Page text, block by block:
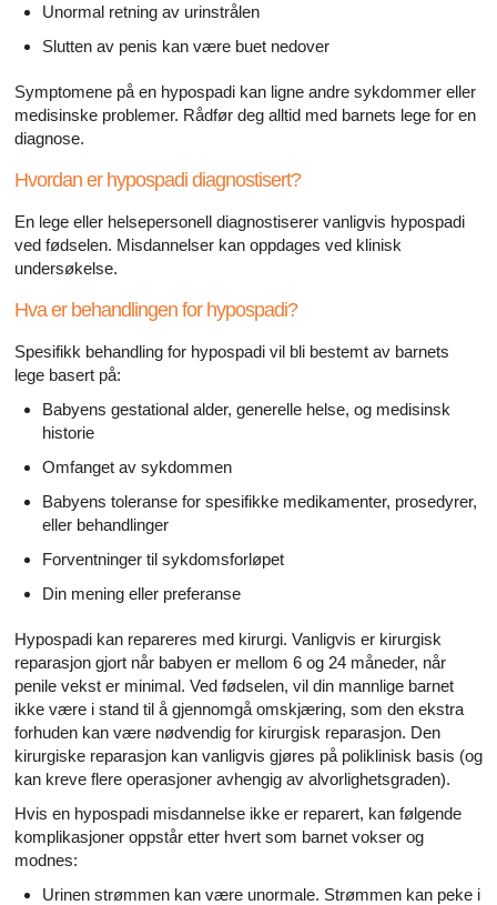
Unormal retning av urinstrålen
Slutten av penis kan være buet nedover
Symptomene på en hypospadi kan ligne andre sykdommer eller
medisinske problemer. Rådfør deg alltid med barnets lege for en
diagnose.
Hvordan er hypospadi diagnostisert?
En lege eller helsepersonell diagnostiserer vanligvis hypospadi
ved fødselen. Misdannelser kan oppdages ved klinisk
undersøkelse.
Hva er behandlingen for hypospadi?
Spesifikk behandling for hypospadi vil bli bestemt av barnets
lege basert på:
Babyens gestational alder, generelle helse, og medisinsk
historie
Omfanget av sykdommen
Babyens toleranse for spesifikke medikamenter, prosedyrer,
eller behandlinger
Forventninger til sykdomsforløpet
Din mening eller preferanse
Hypospadi kan repareres med kirurgi. Vanligvis er kirurgisk
reparasjon gjort når babyen er mellom 6 og 24 måneder, når
penile vekst er minimal. Ved fødselen, vil din mannlige barnet
ikke være i stand til å gjennomgå omskjæring, som den ekstra
forhuden kan være nødvendig for kirurgisk reparasjon. Den
kirurgiske reparasjon kan vanligvis gjøres på poliklinisk basis (og
kan kreve flere operasjoner avhengig av alvorlighetsgraden).
Hvis en hypospadi misdannelse ikke er reparert, kan følgende
komplikasjoner oppstår etter hvert som barnet vokser og
modnes:
Urinen strømmen kan være unormale. Strømmen kan peke i